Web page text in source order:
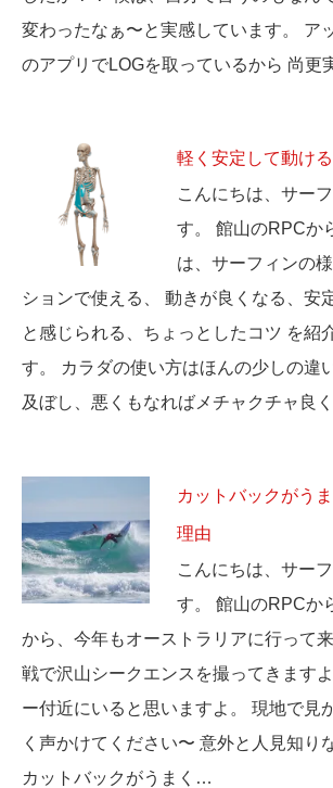
変わったなぁ〜と実感しています。 ア
のアプリでLOGを取っているから 尚更
軽く安定して動け
こんにちは、サー
す。 館山のRPCか
は、サーフィンの
ションで使える、 動きが良くなる、安
と感じられる、ちょっとしたコツ を紹
す。 カラダの使い方はほんの少しの違
及ぼし、悪くもなればメチャクチャ良
カットバックがう
理由
こんにちは、サー
す。 館山のRPCか
から、今年もオーストラリアに行って
戦で沢山シークエンスを撮ってきます
ー付近にいると思いますよ。 現地で見
く声かけてください〜 意外と人見知り
カットバックがうまく…